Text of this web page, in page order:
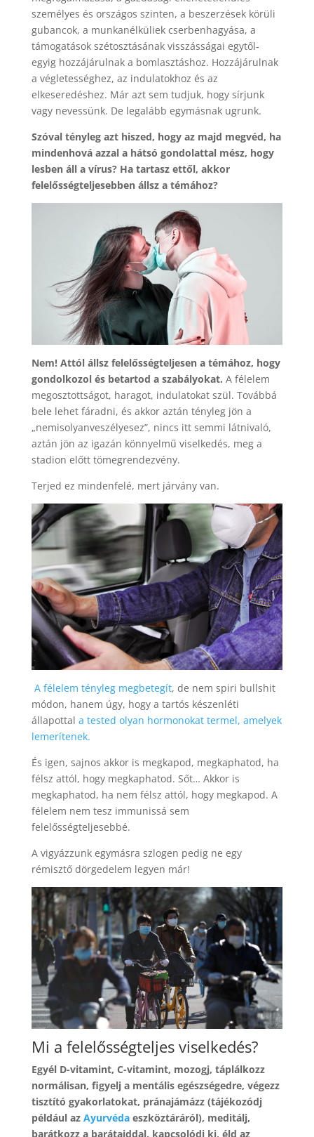
személyes és országos szinten, a beszerzések körüli
gubancok, a munkanélküliek cserbenhagyása, a
támogatások szétosztásának visszásságai egytől-
egyig hozzájárulnak a bomlasztáshoz. Hozzájárulnak
a végletességhez, az indulatokhoz és az
elkeseredéshez. Már azt sem tudjuk, hogy sírjunk
vagy nevessünk. De legalább egymásnak ugrunk.
Szóval tényleg azt hiszed, hogy az majd megvéd, ha
mindenhová azzal a hátsó gondolattal mész, hogy
lesben áll a vírus? Ha tartasz ettől, akkor
felelősségteljesebben állsz a témához?
Nem! Attól állsz felelősségteljesen a témához, hogy
gondolkozol és betartod a szabályokat. A félelem
megosztottságot, haragot, indulatokat szül. Továbbá
bele lehet fáradni, és akkor aztán tényleg jön a
„nemisolyanveszélyesez”, nincs itt semmi látnivaló,
aztán jön az igazán könnyelmű viselkedés, meg a
stadion előtt tömegrendezvény.
Terjed ez mindenfelé, mert járvány van.
A félelem tényleg megbetegít, de nem spiri bullshit
módon, hanem úgy, hogy a tartós készenléti
állapottal a tested olyan hormonokat termel, amelyek
lemerítenek.
És igen, sajnos akkor is megkapod, megkaphatod, ha
félsz attól, hogy megkaphatod. Sőt… Akkor is
megkaphatod, ha nem félsz attól, hogy megkapod. A
félelem nem tesz immunissá sem
felelősségteljesebbé.
A vigyázzunk egymásra szlogen pedig ne egy
rémisztő dörgedelem legyen már!
Mi a felelősségteljes viselkedés?
Egyél D-vitamint, C-vitamint, mozogj, táplálkozz
normálisan, figyelj a mentális egészségedre, végezz
tisztító gyakorlatokat, pránajámázz (tájékozódj
például az Ayurvédaeszköztáráról), meditálj,
barátkozz a barátaiddal, kapcsolódj ki, éld az